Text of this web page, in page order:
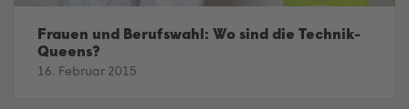
Frauen und Berufswahl: Wo sind die Technik-
Queens?
16. Februar 2015